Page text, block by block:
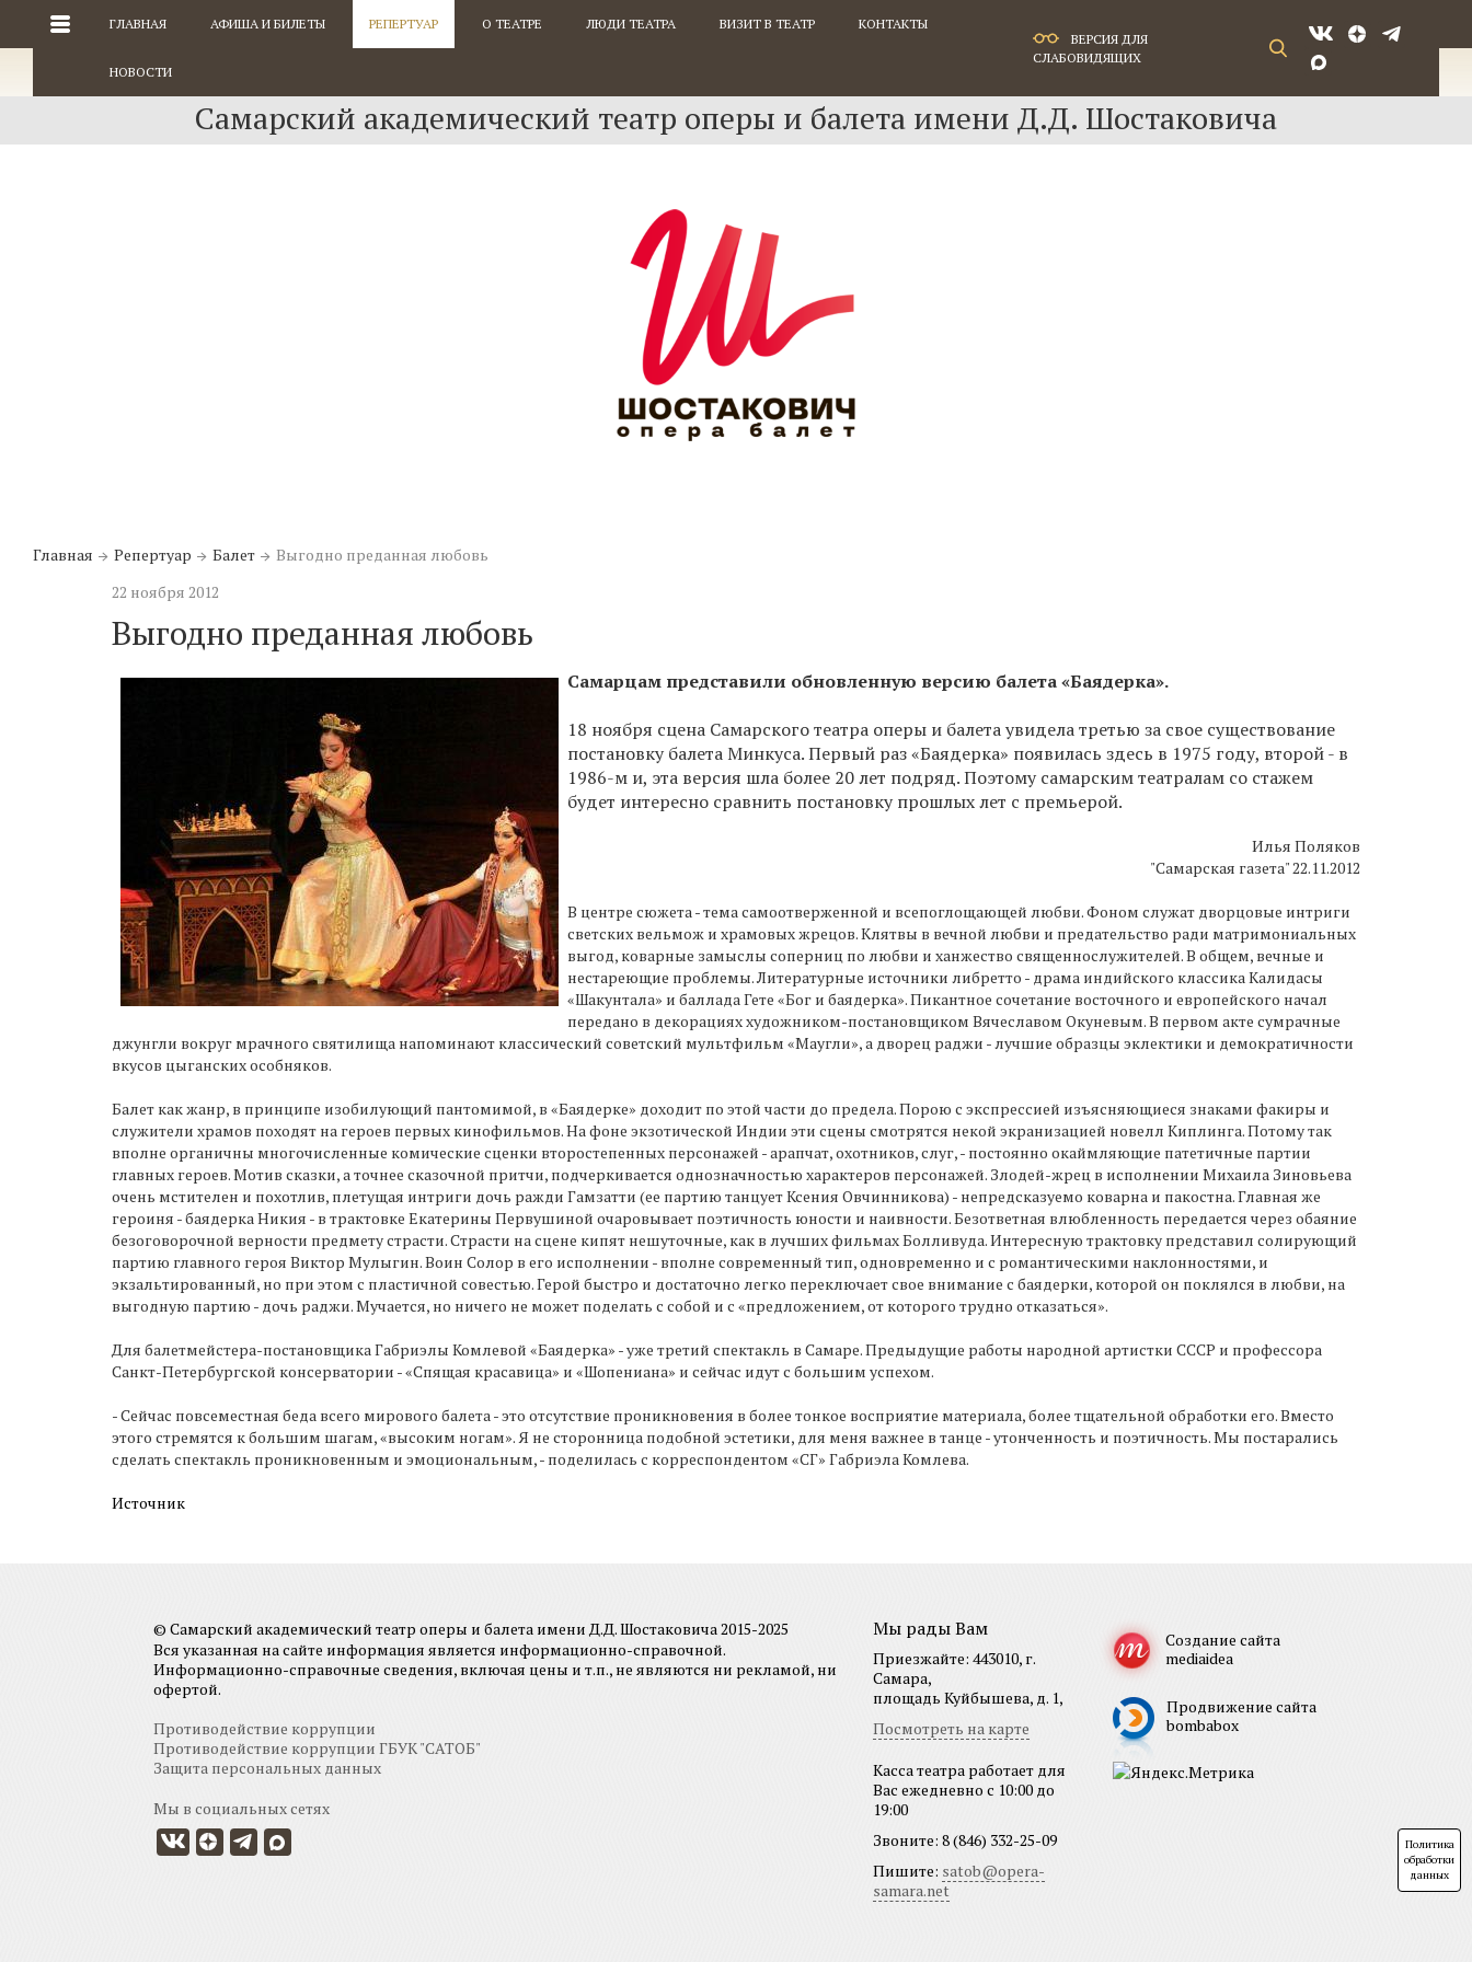
ГЛАВНАЯ АФИША И БИЛЕТЫ РЕПЕРТУАР О ТЕАТРЕ ЛЮДИ ТЕАТРА ВИЗИТ В ТЕАТР КОНТАКТЫ
НОВОСТИ
ВЕРСИЯ ДЛЯ
СЛАБОВИДЯЩИХ
Самарский академический театр оперы и балета имени Д.Д. Шостаковича
Главная Репертуар Балет
Выгодно преданная любовь
22 ноября 2012
Выгодно преданная любовь
Самарцам представили обновленную версию балета «Баядерка».
18 ноября сцена Самарского театра оперы и балета увидела третью за свое существование
постановку балета Минкуса. Первый раз «Баядерка» появилась здесь в 1975 году, второй - в
1986-м и, эта версия шла более 20 лет подряд. Поэтому самарским театралам со стажем
будет интересно сравнить постановку прошлых лет с премьерой.
Илья Поляков
"Самарская газета" 22.11.2012
В центре сюжета - тема самоотверженной и всепоглощающей любви. Фоном служат дворцовые интриги
светских вельмож и храмовых жрецов. Клятвы в вечной любви и предательство ради матримониальных
выгод, коварные замыслы соперниц по любви и ханжество священнослужителей. В общем, вечные и
нестареющие проблемы. Литературные источники либретто - драма индийского классика Калидасы
«Шакунтала» и баллада Гете «Бог и баядерка». Пикантное сочетание восточного и европейского начал
передано в декорациях художником-постановщиком Вячеславом Окуневым. В первом акте сумрачные
джунгли вокруг мрачного святилища напоминают классический советский мультфильм «Маугли», а дворец раджи - лучшие образцы эклектики и демократичности
вкусов цыганских особняков.
Балет как жанр, в принципе изобилующий пантомимой, в «Баядерке» доходит по этой части до предела. Порою с экспрессией изъясняющиеся знаками факиры и
служители храмов походят на героев первых кинофильмов. На фоне экзотической Индии эти сцены смотрятся некой экранизацией новелл Киплинга. Потому так
вполне органичны многочисленные комические сценки второстепенных персонажей - арапчат, охотников, слуг, - постоянно окаймляющие патетичные партии
главных героев. Мотив сказки, а точнее сказочной притчи, подчеркивается однозначностью характеров персонажей. Злодей-жрец в исполнении Михаила Зиновьева
очень мстителен и похотлив, плетущая интриги дочь ражди Гамзатти (ее партию танцует Ксения Овчинникова) - непредсказуемо коварна и пакостна. Главная же
героиня - баядерка Никия - в трактовке Екатерины Первушиной очаровывает поэтичность юности и наивности. Безответная влюбленность передается через обаяние
безоговорочной верности предмету страсти. Страсти на сцене кипят нешуточные, как в лучших фильмах Болливуда. Интересную трактовку представил солирующий
партию главного героя Виктор Мулыгин. Воин Солор в его исполнении - вполне современный тип, одновременно и с романтическими наклонностями, и
экзальтированный, но при этом с пластичной совестью. Герой быстро и достаточно легко переключает свое внимание с баядерки, которой он поклялся в любви, на
выгодную партию - дочь раджи. Мучается, но ничего не может поделать с собой и с «предложением, от которого трудно отказаться».
Для балетмейстера-постановщика Габриэлы Комлевой «Баядерка» - уже третий спектакль в Самаре. Предыдущие работы народной артистки СССР и профессора
Санкт-Петербургской консерватории - «Спящая красавица» и «Шопениана» и сейчас идут с большим успехом.
- Сейчас повсеместная беда всего мирового балета - это отсутствие проникновения в более тонкое восприятие материала, более тщательной обработки его. Вместо
этого стремятся к большим шагам, «высоким ногам». Я не сторонница подобной эстетики, для меня важнее в танце - утонченность и поэтичность. Мы постарались
сделать спектакль проникновенным и эмоциональным, - поделилась с корреспондентом «СГ» Габриэла Комлева.
Источник
© Самарский академический театр оперы и балета имени Д.Д. Шостаковича 2015-2025
Вся указанная на сайте информация является информационно-справочной.
Информационно-справочные сведения, включая цены и т.п., не являются ни рекламой, ни
офертой.
Противодействие коррупции
Противодействие коррупции ГБУК "САТОБ"
Защита персональных данных
Мы в социальных сетях
Мы рады Вам
Приезжайте: 443010, г.
Самара,
площадь Куйбышева, д. 1,
Посмотреть на карте
Касса театра работает для
Вас ежедневно с 10:00 до
19:00
Звоните: 8 (846) 332-25-09
Пишите: satob@opera-
samara.net
Создание сайта
mediaidea
Продвижение сайта
bombabox
Политика
обработки
данных